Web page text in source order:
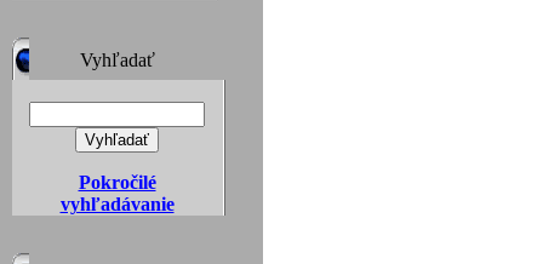
Vyhľadať
Pokročilé
vyhľadávanie